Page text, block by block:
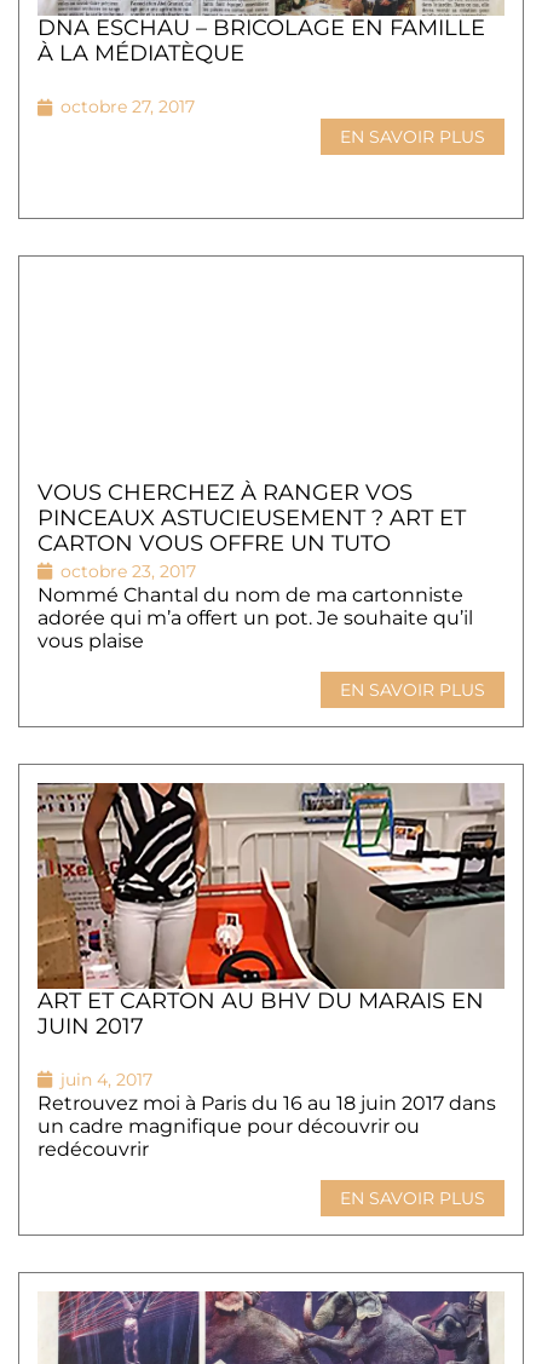
DNA ESCHAU – BRICOLAGE EN FAMILLE
À LA MÉDIATÈQUE
octobre 27, 2017
EN SAVOIR PLUS
VOUS CHERCHEZ À RANGER VOS
PINCEAUX ASTUCIEUSEMENT ? ART ET
CARTON VOUS OFFRE UN TUTO
octobre 23, 2017
Nommé Chantal du nom de ma cartonniste
adorée qui m’a offert un pot. Je souhaite qu’il
vous plaise
EN SAVOIR PLUS
ART ET CARTON AU BHV DU MARAIS EN
JUIN 2017
juin 4, 2017
Retrouvez moi à Paris du 16 au 18 juin 2017 dans
un cadre magnifique pour découvrir ou
redécouvrir
EN SAVOIR PLUS